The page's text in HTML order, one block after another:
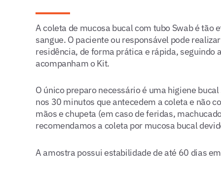
A coleta de mucosa bucal com tubo Swab é tão
sangue. O paciente ou responsável pode
residência, de forma prática e rápida, seguindo
acompanham o Kit.
O único preparo necessário é uma higiene
nos 30 minutos que antecedem a coleta e não
mãos e chupeta (em caso de feridas,
recomendamos a coleta por mucosa bucal
A amostra possui estabilidade de até 60 dias